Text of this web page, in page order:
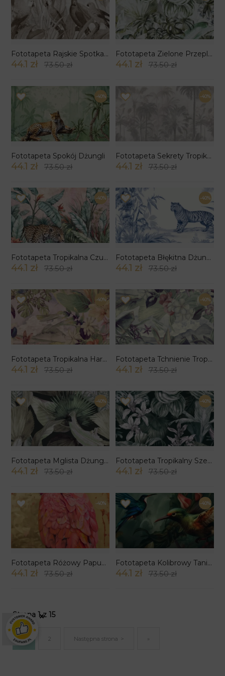
Fototapeta Rajskie Spotkanie
44.1 zł 73.50 zł
Fototapeta Zielone Przeplatanie
44.1 zł 73.50 zł
-40%
Fototapeta Spokój Dżungli
44.1 zł 73.50 zł
-40%
Fototapeta Sekrety Tropików
44.1 zł 73.50 zł
-40%
Fototapeta Tropikalna Czujność
44.1 zł 73.50 zł
-40%
Fototapeta Błękitna Dżungla
44.1 zł 73.50 zł
-40%
Fototapeta Tropikalna Harmonia
44.1 zł 73.50 zł
-40%
Fototapeta Tchnienie Tropiku
44.1 zł 73.50 zł
-40%
Fototapeta Mglista Dżungla
44.1 zł 73.50 zł
-40%
Fototapeta Tropikalny Szept
44.1 zł 73.50 zł
-40%
Fototapeta Różowy Papugowy Blask
44.1 zł 73.50 zł
-40%
Fototapeta Kolibrowy Taniec w Dżungli
44.1 zł 73.50 zł
Strona 1 z 15
1 2 Następna strona
×